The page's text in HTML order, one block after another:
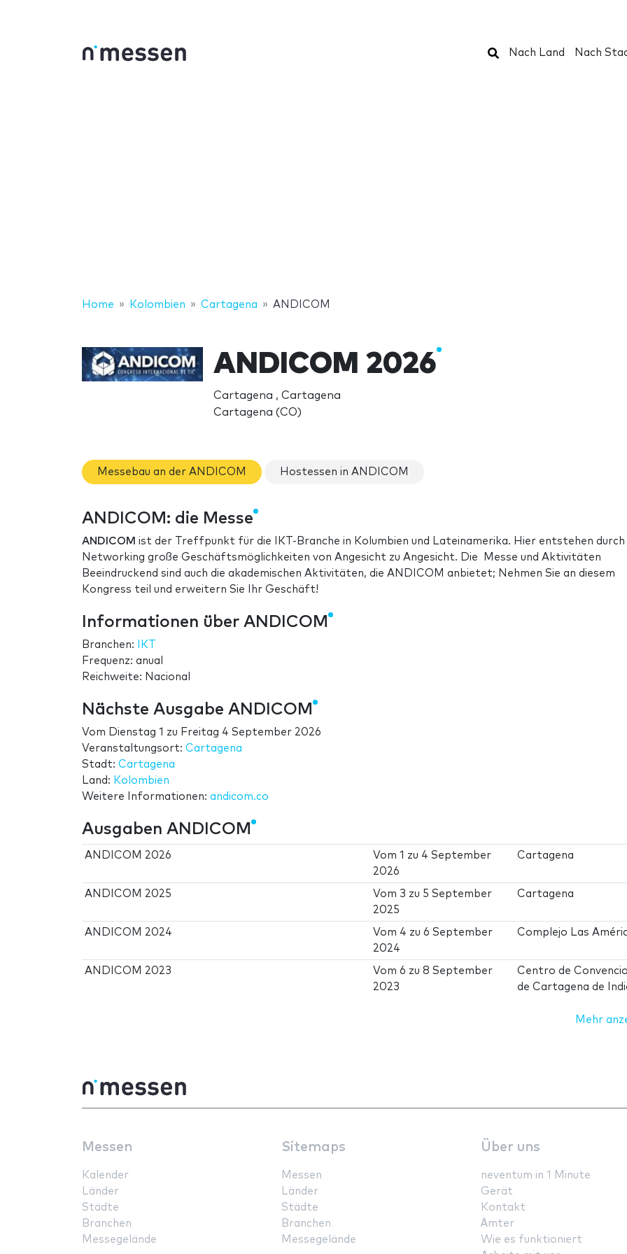
Suchen
Nach Land Nach
Home Kolombien Cartagena ANDICOM
ANDICOM 2026
Cartagena , Cartagena
Cartagena (CO)
Messebau an der ANDICOM Hostessen in ANDICOM
ANDICOM: die Messe
ANDICOM ist der Treffpunkt für die IKT-Branche in Kolumbien und Lateinamerika. Hier entstehen durch
Networking große Geschäftsmöglichkeiten von Angesicht zu Angesicht. Die Messe und Aktivitäten
Beeindruckend sind auch die akademischen Aktivitäten, die ANDICOM anbietet; Nehmen Sie an diesem
Kongress teil und erweitern Sie Ihr Geschäft!
Informationen über ANDICOM
Branchen:
IKT
Frequenz: anual
Reichweite: Nacional
Nächste Ausgabe ANDICOM
Vom Dienstag 1 zu Freitag 4 September 2026
Veranstaltungsort: Cartagena
Stadt: Cartagena
Land: Kolombien
Weitere Informationen: andicom.co
Ausgaben ANDICOM
ANDICOM 2026 Vom1 zu 4 September
2026
Cartagena
ANDICOM 2025 Vom 3 zu 5 September
2025
Cartagena
ANDICOM 2024 Vom 4 zu6 September
2024
Complejo Las
ANDICOM 2023 Vom6 zu8 September
2023
Centro de
de Cartagena de
Mehr
Messen
Kalender
Länder
Städte
Branchen
Messegelände
Sitemaps
Messen
Länder
Städte
Branchen
Messegelände
Über uns
neventum in 1 Minute
Gerät
Kontakt
Ämter
Wie es funktioniert